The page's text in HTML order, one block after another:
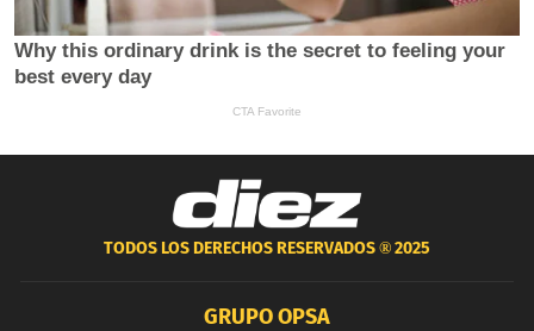
TODOS LOS DERECHOS RESERVADOS ®2025
GRUPO OPSA